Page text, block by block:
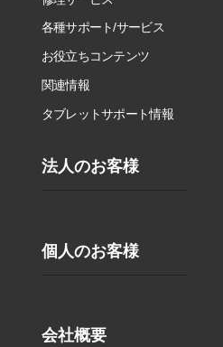
各種サポート/サービス
お役立ちコンテンツ
関連情報
タブレットサポート情報
法人のお客様
個人のお客様
会社概要